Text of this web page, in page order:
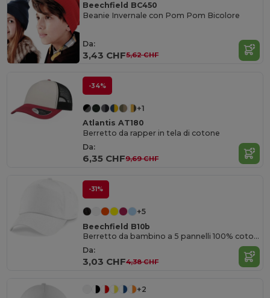
Beechfield BC450
Beanie Invernale con Pom Pom Bicolore
Da:
3,43 CHF5,62 CHF
-34%
+1
Atlantis AT180
Berretto da rapper in tela di cotone
Da:
6,35 CHF9,69 CHF
-31%
+5
Beechfield B10b
Berretto da bambino a 5 pannelli 100% cotone
Da:
3,03 CHF4,38 CHF
+2